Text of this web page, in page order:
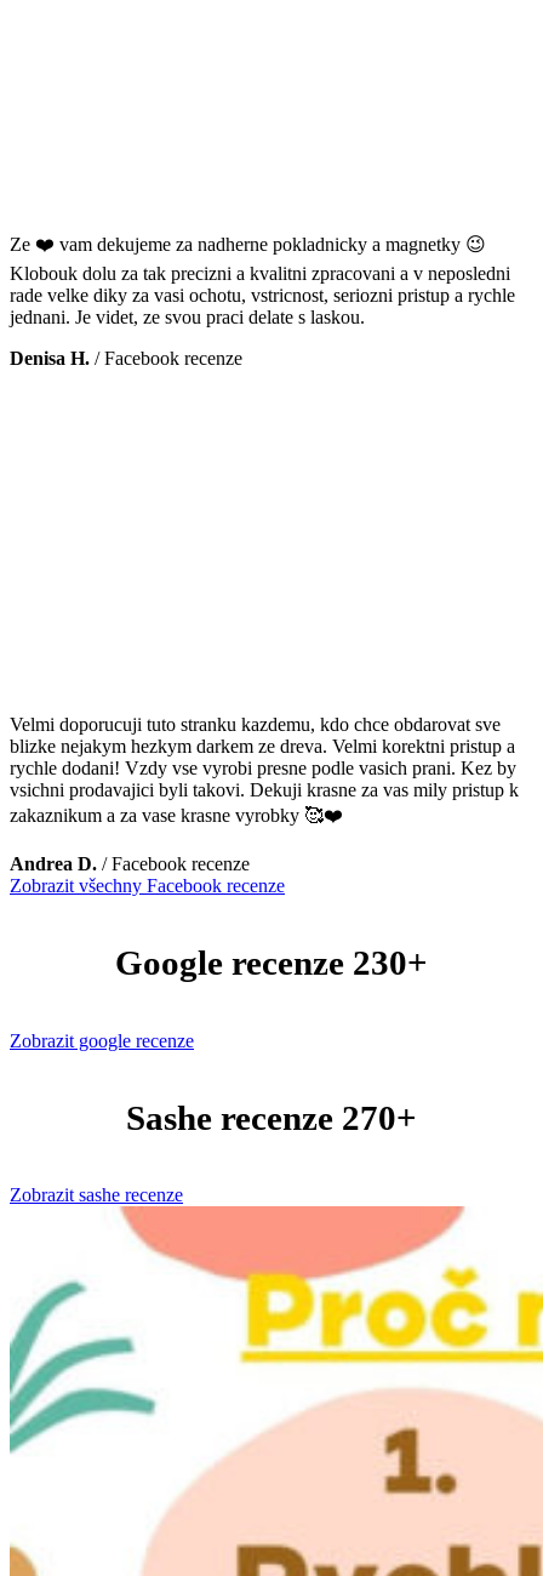
Ze ❤️ vam dekujeme za nadherne pokladnicky a magnetky 😉
Klobouk dolu za tak precizni a kvalitni zpracovani a v neposledni
rade velke diky za vasi ochotu, vstricnost, seriozni pristup a rychle
jednani. Je videt, ze svou praci delate s laskou.
Denisa H. /Facebook recenze
Velmi doporucuji tuto stranku kazdemu, kdo chce obdarovat sve
blizke nejakym hezkym darkem ze dreva. Velmi korektni pristup a
rychle dodani! Vzdy vse vyrobi presne podle vasich prani. Kez by
vsichni prodavajici byli takovi. Dekuji krasne za vas mily pristup k
zakaznikum a za vase krasne vyrobky 🥰❤️
Andrea D. /Facebook recenze
Zobrazit všechny Facebook recenze
Google recenze 230+
Zobrazit google recenze
Sashe recenze 270+
Zobrazit sashe recenze